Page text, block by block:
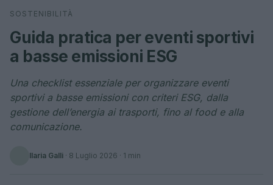
Cerca
SOSTENIBILITÀ
Guida pratica per eventi sportivi
a basse emissioni ESG
Una checklist essenziale per organizzare eventi
sportivi a basse emissioni con criteri ESG, dalla
gestione dell’energia ai trasporti, fino al food e alla
comunicazione.
Ilaria Galli · 8 Luglio 2026 · 1 min